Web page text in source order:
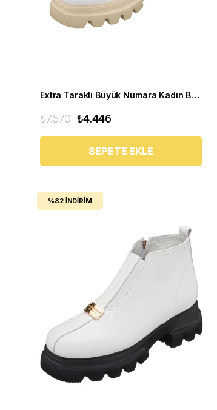
Extra Taraklı Büyük Numara Kadın BOT Gaye1003 Beyaz
₺4.446
₺7.570
SEPETE EKLE
%82 İNDIRIM